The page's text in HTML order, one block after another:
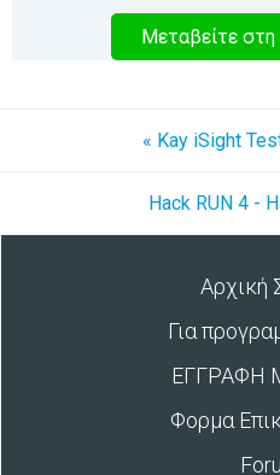
Μεταβείτε στη
« Kay iSight
Hack RUN 4 -
Αρχική
Για
ΕΓΓΡΑΦΗ
Φορμα